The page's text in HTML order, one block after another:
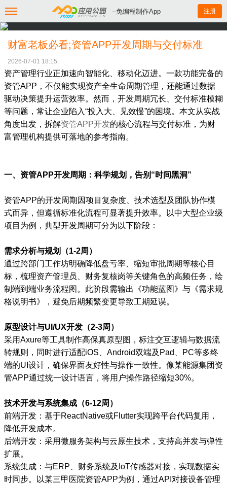
--免编程制作App 注册
财富老板必看;资管APP开发周期与交付标准
2026-07-01 18:15
资产管理行业正加速向智能化、移动化迈进。一款功能完备的
资管APP，不仅能实现资产全生命周期管理，还能通过数据
驱动决策提升运营效率。然而，开发周期冗长、交付标准模糊
等问题，常让企业陷入“投入大、见效慢”的困境。本文从实战
角度出发，拆解资管APP开发的核心流程与交付标准，为财
富管理机构提供可落地的参考指南。
一、资管APP开发周期：科学规划，告别“时间黑洞”
资管APP的开发周期因项目复杂度、技术选型及团队协作模
式而异，但遵循标准化流程可显著提升效率。以中大型企业级
项目为例，典型开发周期可分为以下阶段：
需求分析与规划（1-2周）
通过跨部门工作坊明确降低盘亏率、缩短审批周期等核心目
标，梳理资产管理员、财务复核岗等关键角色的高频任务，绘
制端到端业务流程图。此阶段需输出《功能蓝图》与《需求规
格说明书》，避免后期频繁变更导致工期延误。
原型设计与UI/UX开发（2-3周）
采用Axure等工具制作高保真原型图，标注交互逻辑与数据流
转规则，同时进行适配iOS、Android双端及Pad、PC等多终
端的UI设计，确保界面友好性与操作一致性。像某能源集团资
管APP通过统一设计语言，将用户操作路径缩短30%。
技术开发与系统集成（6-12周）
前端开发：基于ReactNative或Flutter实现跨平台代码复用，
降低开发成本。
后端开发：采用微服务架构与云原生技术，支持高并发与弹性
扩展。
系统集成：与ERP、财务系统及IoT传感器对接，实现数据实
时同步。以某三甲医院资管APP为例，通过API对接设备管理